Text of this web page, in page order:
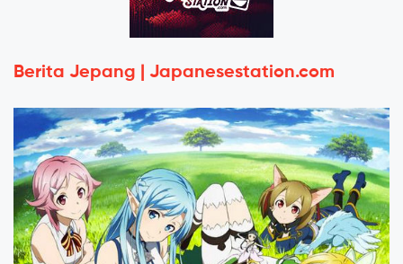
Berita Jepang | Japanesestation.com